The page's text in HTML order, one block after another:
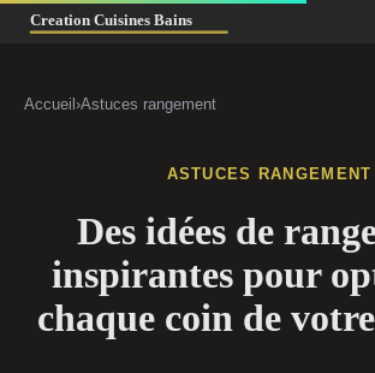
Accueil ›Astuces rangement
ASTUCES RANGEMENT
Des idées de
inspirantes pour
chaque coin de